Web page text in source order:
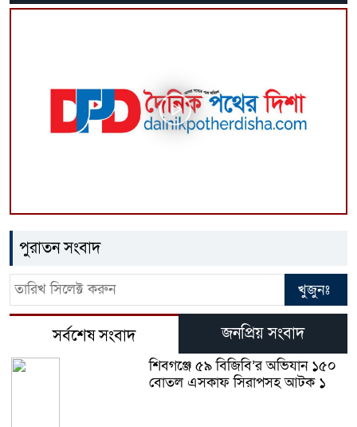
পুরাতন সংবাদ
সর্বশেষ সংবাদ জনপ্রিয় সংবাদ
শিবগঞ্জে ৫৯ বিজিবি’র অভিযান ১৫০
বোতল এসকাফ সিরাপসহ আটক ১